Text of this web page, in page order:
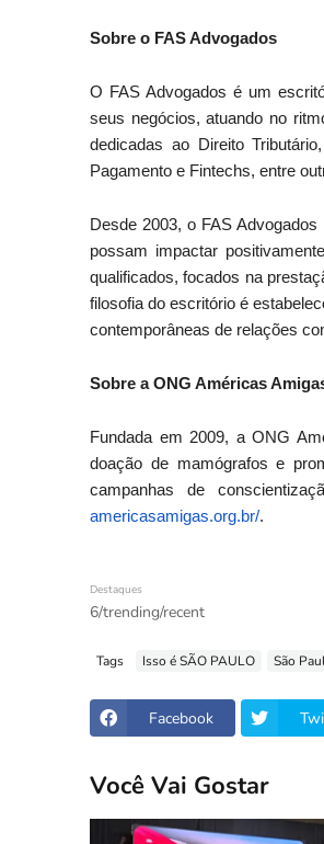
Sobre o FAS Advogados
O FAS Advogados é um
seus negócios, atuando no
dedicadas ao Direito
Pagamento e Fintechs, entre
Desde 2003, o FAS
possam impactar
qualificados, focados na
filosofia do escritório é
contemporâneas de relações
Sobre a ONG Américas
Fundada em 2009, a ONG
doação de mamógrafos e
campanhas de
americasamigas.org.br/.
Destaques
6/trending/recent
Tags Isso é SÃO PAULO São
Facebook
Você Vai Gostar